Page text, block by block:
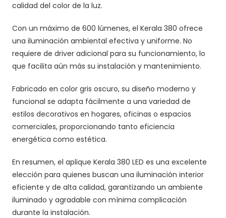
calidad del color de la luz.
Con un máximo de 600 lúmenes, el Kerala 380 ofrece
una iluminación ambiental efectiva y uniforme. No
requiere de driver adicional para su funcionamiento, lo
que facilita aún más su instalación y mantenimiento.
Fabricado en color gris oscuro, su diseño moderno y
funcional se adapta fácilmente a una variedad de
estilos decorativos en hogares, oficinas o espacios
comerciales, proporcionando tanto eficiencia
energética como estética.
En resumen, el aplique Kerala 380 LED es una excelente
elección para quienes buscan una iluminación interior
eficiente y de alta calidad, garantizando un ambiente
iluminado y agradable con mínima complicación
durante la instalación.